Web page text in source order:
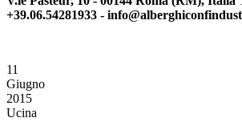
+39.06.54281933 -
11
Giugno
2015
Ucina